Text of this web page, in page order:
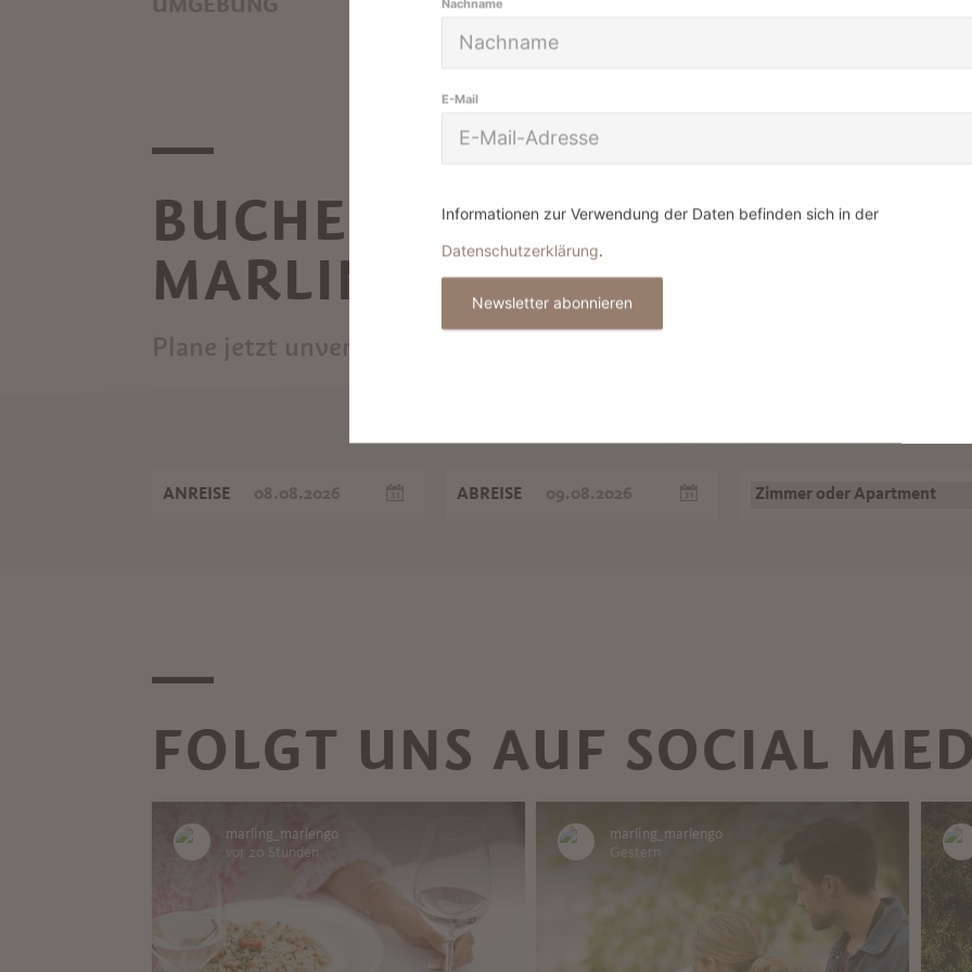
TRADITIONELLE WEIHNACHT
IN MERAN UND UMGEBUNG
BUCHEN SIE IHREN URLAUB
MARLING
Plane jetzt unverbindlich deinen Traumurlaub
ANREISE ABREISE
FOLGT UNS AUF SOCIAL
marling_marlengo
vor 20 Stunden
marling_marlengo
Gestern
Nachname
E-Mail
Informationen zur Verwendung der Daten befinden sich in der
Datenschutzerklärung.
Newsletter abonnieren